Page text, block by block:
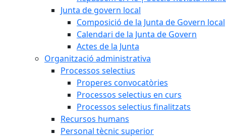
Junta de govern local
Composició de la Junta de Govern local
Calendari de la Junta de Govern
Actes de la Junta
Organització administrativa
Processos selectius
Properes convocatòries
Processos selectius en curs
Processos selectius finalitzats
Recursos humans
Personal tècnic superior